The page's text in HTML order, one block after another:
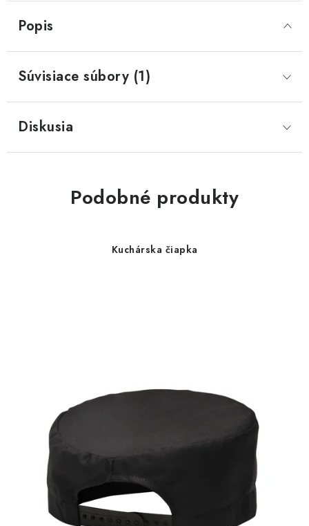
Popis
Súvisiace súbory (1)
Diskusia
Podobné produkty
Kuchárska čiapka